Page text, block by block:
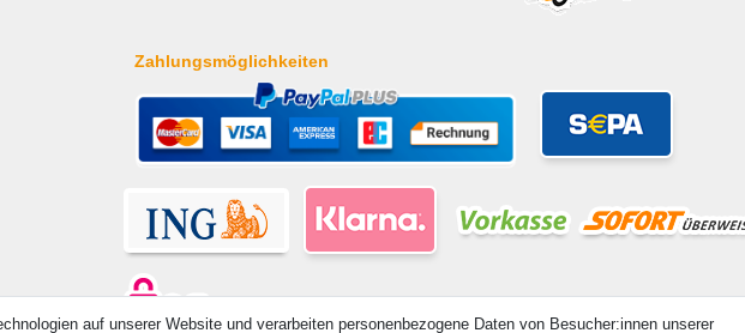
Zahlungsmöglichkeiten
auf unserer Website und verarbeiten personenbezogene Daten von Besucher:innen unserer